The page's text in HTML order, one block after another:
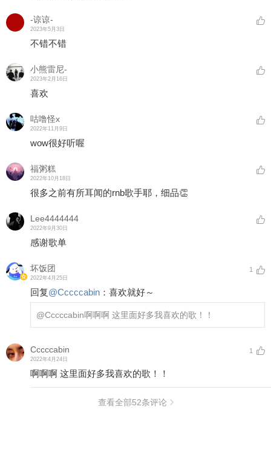
-谅谅-
2023年5月3日
不错不错
小熊雷尼-
2023年2月16日
喜欢
咕噜怪x
2022年11月9日
wow很好听喔
福粥糕
2022年10月18日
很多之前有所耳闻的rnb歌手耶，细品👏
Lee4444444
2022年9月30日
感谢歌单
坏饭团
2022年4月25日
1
回复@Cccccabin ： 喜欢就好～
@Cccccabin啊啊啊 这里面好多我喜欢的歌！！
Cccccabin
2022年4月24日
1
啊啊啊 这里面好多我喜欢的歌！！
查看全部52条评论